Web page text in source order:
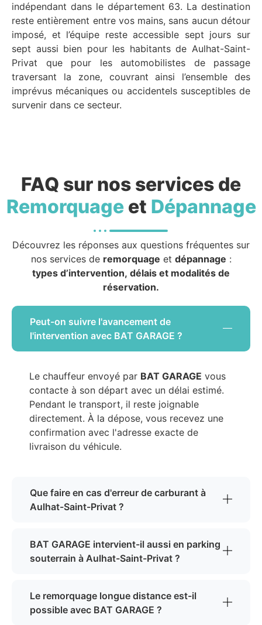
indépendant dans le département 63. La destination
reste entièrement entre vos mains, sans aucun détour
imposé, et l’équipe reste accessible sept jours sur
sept aussi bien pour les habitants de Aulhat-Saint-
Privat que pour les automobilistes de passage
traversant la zone, couvrant ainsi l’ensemble des
imprévus mécaniques ou accidentels susceptibles de
survenir dans ce secteur.
FAQ sur nos services de
Remorquageet Dépannage
Découvrez les réponses aux questions fréquentes sur
nos services de remorquage et dépannage :
types d’intervention, délais et modalités de
réservation.
Peut-on suivre l'avancement de
l'intervention avec BAT GARAGE ?
Le chauffeur envoyé par BAT GARAGE vous
contacte à son départ avec un délai estimé.
Pendant le transport, il reste joignable
directement. À la dépose, vous recevez une
confirmation avec l'adresse exacte de
livraison du véhicule.
Que faire en cas d'erreur de carburant à
Aulhat-Saint-Privat ?
BAT GARAGE intervient-il aussi en parking
souterrain à Aulhat-Saint-Privat ?
Le remorquage longue distance est-il
possible avec BAT GARAGE ?